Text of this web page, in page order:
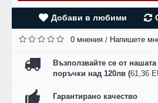
Добави в любими
0 мнения / Напишете
Възползвайте се от
поръчки над 120лв (61,36
Гарантирано качество